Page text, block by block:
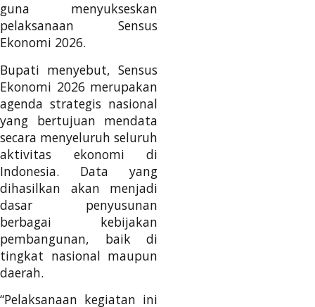
guna menyukseskan
pelaksanaan Sensus
Ekonomi 2026.
Bupati menyebut, Sensus
Ekonomi 2026 merupakan
agenda strategis nasional
yang bertujuan mendata
secara menyeluruh seluruh
aktivitas ekonomi di
Indonesia. Data yang
dihasilkan akan menjadi
dasar penyusunan
berbagai kebijakan
pembangunan, baik di
tingkat nasional maupun
daerah.
“Pelaksanaan kegiatan ini